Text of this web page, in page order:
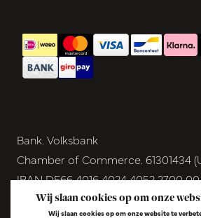
Bank. Volksbank
Chamber of Commerce. 61301434
IBAN DE66 4016 4024 4052 2700 00
BIC GENODEM1GRN
Wij slaan cookies op om onze
Wij slaan cookies op om onze website te